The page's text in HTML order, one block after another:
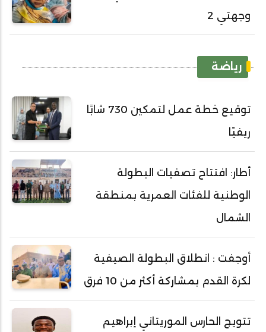
وجهتي 2
رياضة
توقيع خطة عمل لتمكين 730 شابًا
ريفيًا
أطار: افتتاح تصفيات البطولة
الوطنية للفئات العمرية بمنطقة
الشمال
أوجفت : انطلاق البطولة الصيفية
لكرة القدم بمشاركة أكثر من 10 فرق
تتويج الحارس الموريتاني إبراهيم